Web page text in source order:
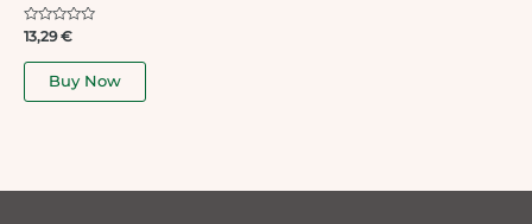
Rated
out
13,29€
Buy Now